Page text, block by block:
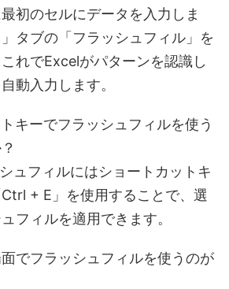
初のセルにデータを入力しま
タブの「フラッシュフィル」を
れでExcelがパターンを認識し
動入力します。
キーでフラッシュフィルを使う
ュフィルにはショートカットキ
Ctrl + E 」を使用することで、選
フィルを適用できます。
でフラッシュフィルを使うのが